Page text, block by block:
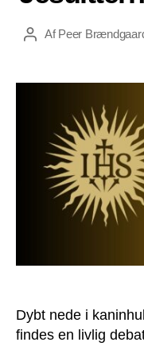
Indlægsforfatter
AfPeer
Dybt nede i
findes en livlig